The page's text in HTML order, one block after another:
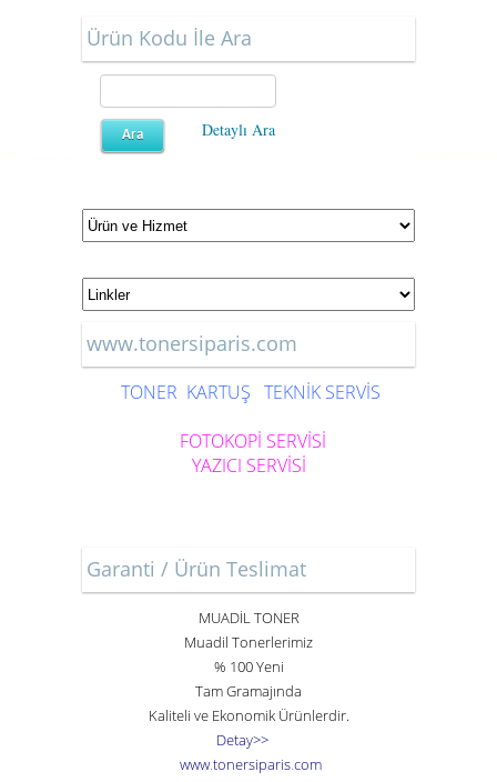
Ürün Kodu İle Ara
Detaylı Ara
www.tonersiparis.com
TONER KARTUŞ TEKNİK SERVİS
FOTOKOPİ SERVİSİ
YAZICI SERVİSİ
Garanti / Ürün Teslimat
MUADİL TONER
Muadil Tonerlerimiz
% 100 Yeni
Tam Gramajında
Kaliteli ve Ekonomik Ürünlerdir.
Detay>>
www.tonersiparis.com